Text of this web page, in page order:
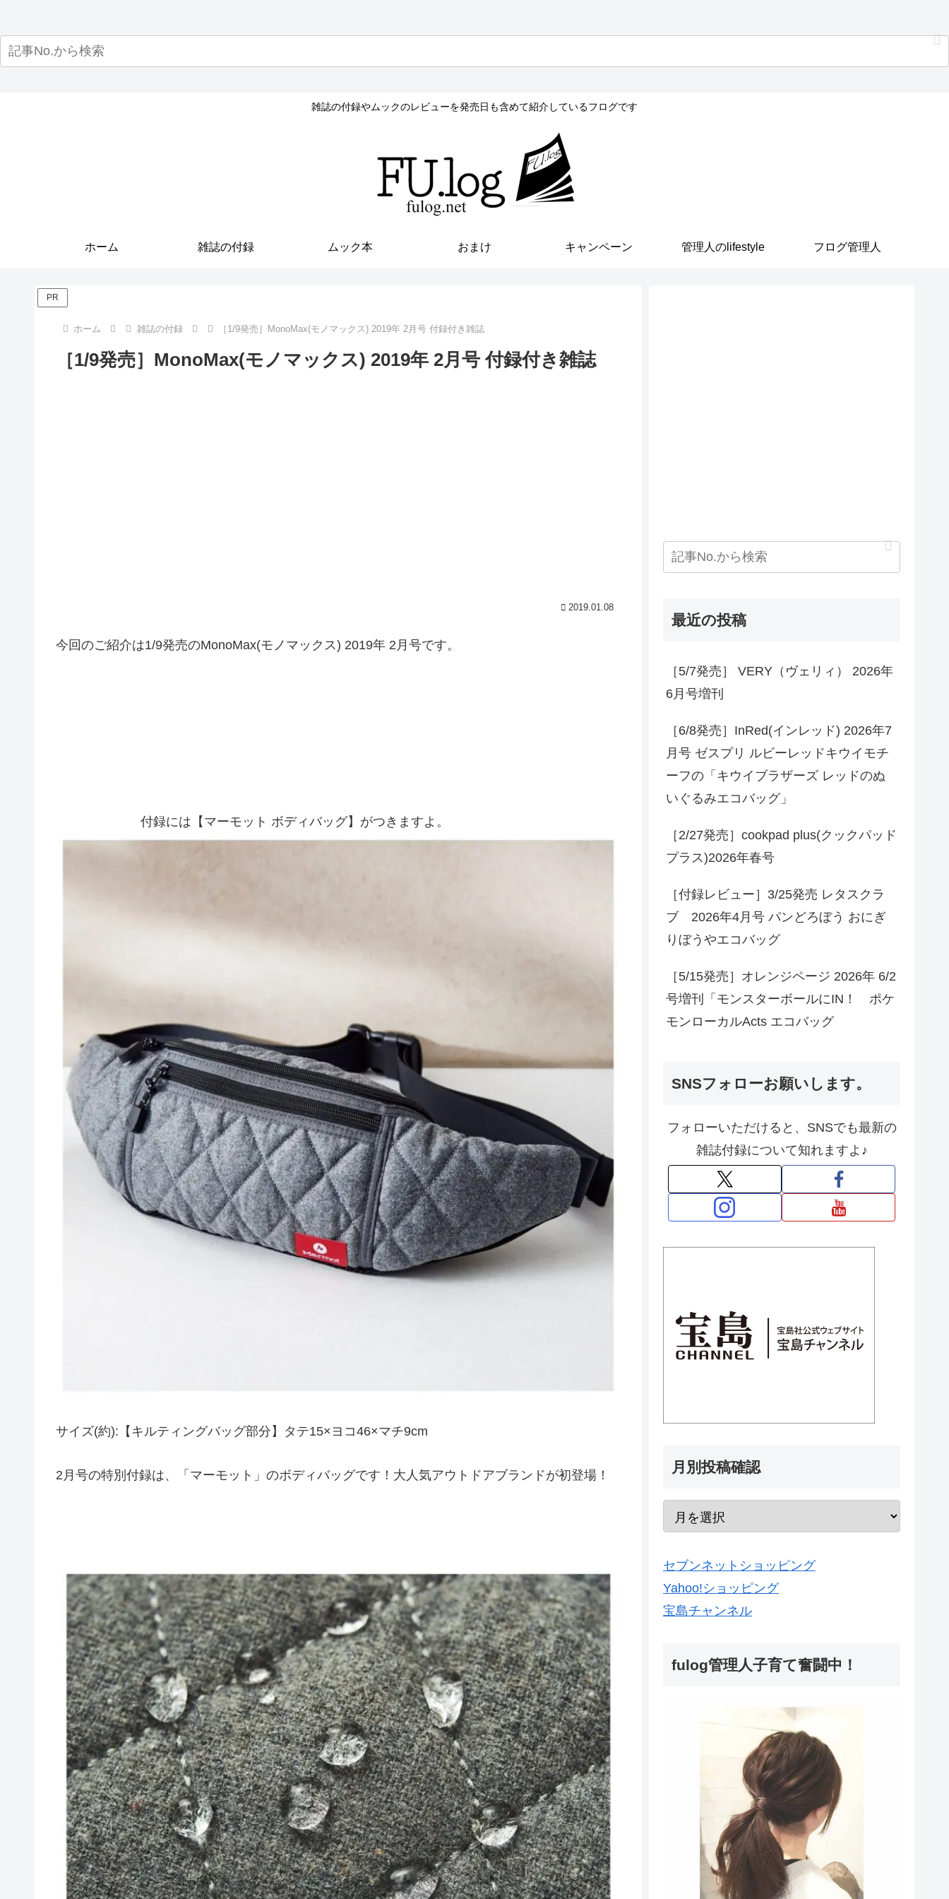
雑誌の付録やムックのレビューを発売日も含めて紹介しているフログです
ホーム 雑誌の付録 ムック本 おまけ キャンペーン 管理人のlifestyle フログ管理人
PR
ホーム 雑誌の付録 ［1/9発売］MonoMax(モノマックス) 2019年 2月号 付録付き雑誌
［1/9発売］MonoMax(モノマックス) 2019年 2月号 付録付き雑誌
2019.01.08
今回のご紹介は1/9発売のMonoMax(モノマックス) 2019年 2月号です。
付録には【マーモット ボディバッグ】がつきますよ。
サイズ(約):【キルティングバッグ部分】タテ15×ヨコ46×マチ9cm
2月号の特別付録は、「マーモット」のボディバッグです！大人気アウトドアブランドが初登場！
最近の投稿
［5/7発売］ VERY（ヴェリィ） 2026年
6月号増刊
［6/8発売］InRed(インレッド) 2026年7
月号 ゼスプリ ルビーレッドキウイモチ
ーフの「キウイブラザーズ レッドのぬ
いぐるみエコバッグ」
［2/27発売］cookpad plus(クックパッド
プラス)2026年春号
［付録レビュー］3/25発売 レタスクラ
ブ 2026年4月号 パンどろぼう おにぎ
りぼうやエコバッグ
［5/15発売］オレンジページ 2026年 6/2
号増刊「モンスターボールにIN！ ポケ
モンローカルActs エコバッグ
SNSフォローお願いします。
フォローいただけると、SNSでも最新の
雑誌付録について知れますよ♪
月別投稿確認
セブンネットショッピング
Yahoo!ショッピング
宝島チャンネル
fulog管理人子育て奮闘中！